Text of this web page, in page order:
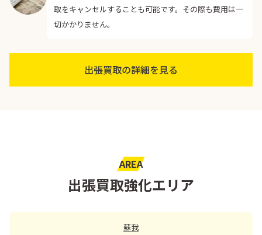
取をキャンセルすることも可能です。その際も費用は一
切かかりません。
出張買取の詳細を見る
AREA
出張買取強化エリア
蘇我